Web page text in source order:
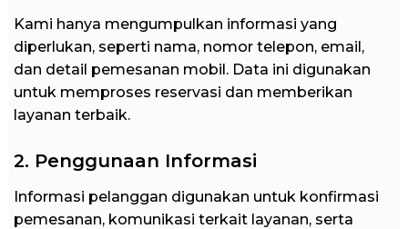
Kami hanya mengumpulkan informasi yang
diperlukan, seperti nama, nomor telepon, email,
dan detail pemesanan mobil. Data ini digunakan
untuk memproses reservasi dan memberikan
layanan terbaik.
2. Penggunaan Informasi
Informasi pelanggan digunakan untuk konfirmasi
pemesanan, komunikasi terkait layanan, serta